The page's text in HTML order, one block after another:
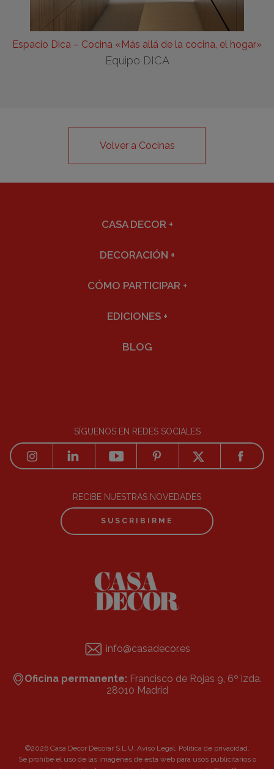
Espacio Dica – Cocina «Más allá de la cocina, el hogar»
Equipo DICA
Volver a Cocinas
CASA DECOR +
DECORACIÓN +
CÓMO PARTICIPAR +
EDICIONES +
BLOG
SÍGUENOS EN REDES SOCIALES
RECIBE NUESTRAS NOVEDADES
SUSCRIBIRME
info@casadecor.es
Oficina permanente: Francisco de Rojas 9, 6º izda.
28010 Madrid
©2026 Casa Decor Decorar S.L.U. Aviso Legal Política de privacidad
Se prohibe el uso de las imágenes de esta web para usos publicitarios o